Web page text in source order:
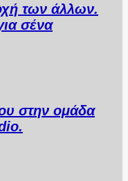
των άλλων.
σένα
στην ομάδα